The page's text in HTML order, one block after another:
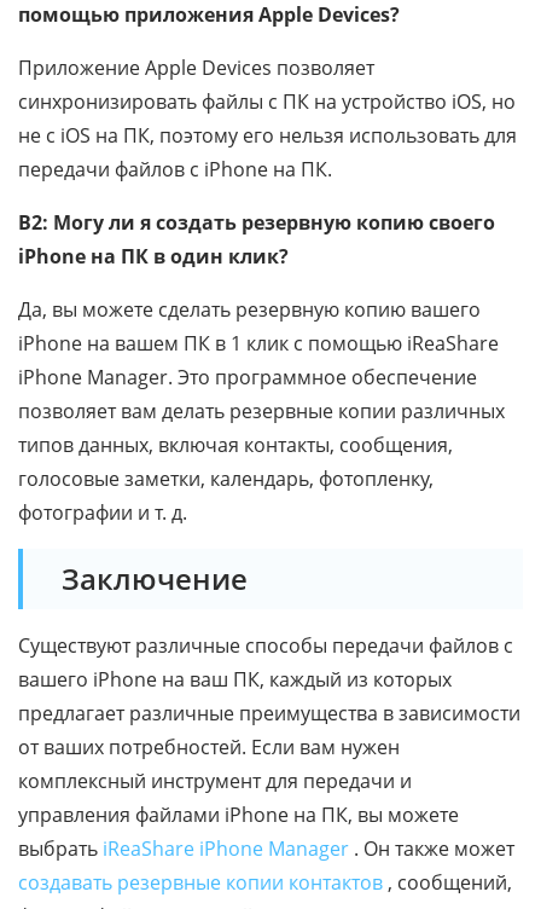
помощью приложения Apple Devices?
Приложение Apple Devices позволяет
синхронизировать файлы с ПК на устройство iOS, но
не с iOS на ПК, поэтому его нельзя использовать для
передачи файлов с iPhone на ПК.
В2: Могу ли я создать резервную копию своего
iPhone на ПК в один клик?
Да, вы можете сделать резервную копию вашего
iPhone на вашем ПК в 1 клик с помощью iReaShare
iPhone Manager. Это программное обеспечение
позволяет вам делать резервные копии различных
типов данных, включая контакты, сообщения,
голосовые заметки, календарь, фотопленку,
фотографии и т. д.
Заключение
Существуют различные способы передачи файлов с
вашего iPhone на ваш ПК, каждый из которых
предлагает различные преимущества в зависимости
от ваших потребностей. Если вам нужен
комплексный инструмент для передачи и
управления файлами iPhone на ПК, вы можете
выбрать iReaShare iPhone Manager . Он также может
создавать резервные копии контактов , сообщений,